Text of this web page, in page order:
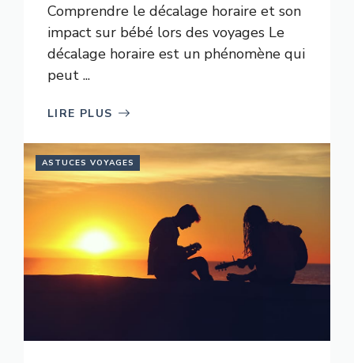
Comprendre le décalage horaire et son
impact sur bébé lors des voyages Le
décalage horaire est un phénomène qui
peut ...
LIRE PLUS
ASTUCES VOYAGES